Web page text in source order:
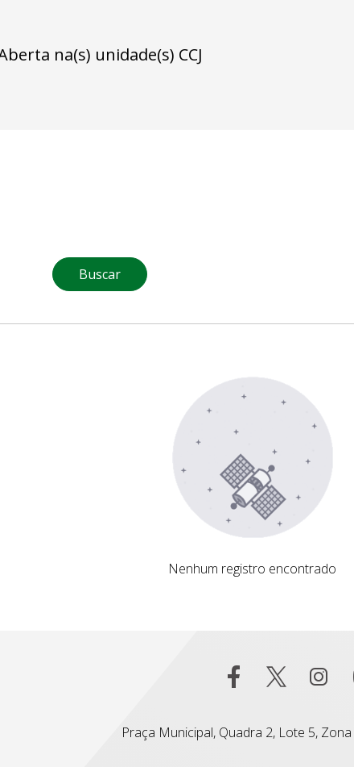
na(s) unidade(s) CCJ
Buscar
Nenhum registro encontradoNenhum registro encontrado
Praça Municipal, Quadra 2, Lote 5,